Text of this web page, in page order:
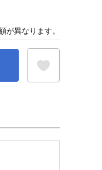
が異なります。